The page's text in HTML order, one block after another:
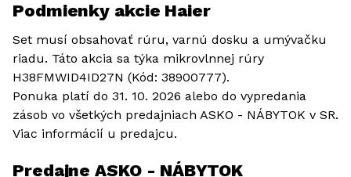
Podmienky akcie Haier
Set musí obsahovať rúru, varnú dosku a umývačku
riadu. Táto akcia sa týka mikrovlnnej rúry
H38FMWID4ID27N (Kód: 38900777).
Ponuka platí do 31. 10. 2026 alebo do vypredania
zásob vo všetkých predajniach ASKO - NÁBYTOK v SR.
Viac informácií u predajcu.
Predajne ASKO - NÁBYTOK